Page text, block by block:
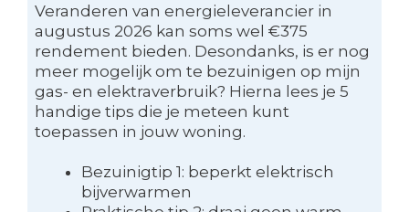
Veranderen van energieleverancier in
augustus 2026 kan soms wel €375
rendement bieden. Desondanks, is er nog
meer mogelijk om te bezuinigen op mijn
gas- en elektraverbruik? Hierna lees je 5
handige tips die je meteen kunt
toepassen in jouw woning.
Bezuinigtip 1: beperkt elektrisch
bijverwarmen